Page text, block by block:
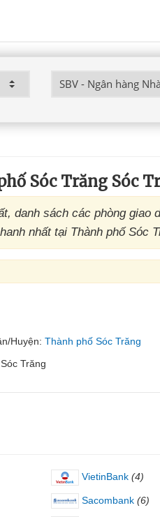
Sóc Trăng Sóc
danh sách các phòng giao
nhất tại Thành phố Sóc
Huyện: Thành phố Sóc Trăng
Trăng
VietinBank (4)
Sacombank (6)